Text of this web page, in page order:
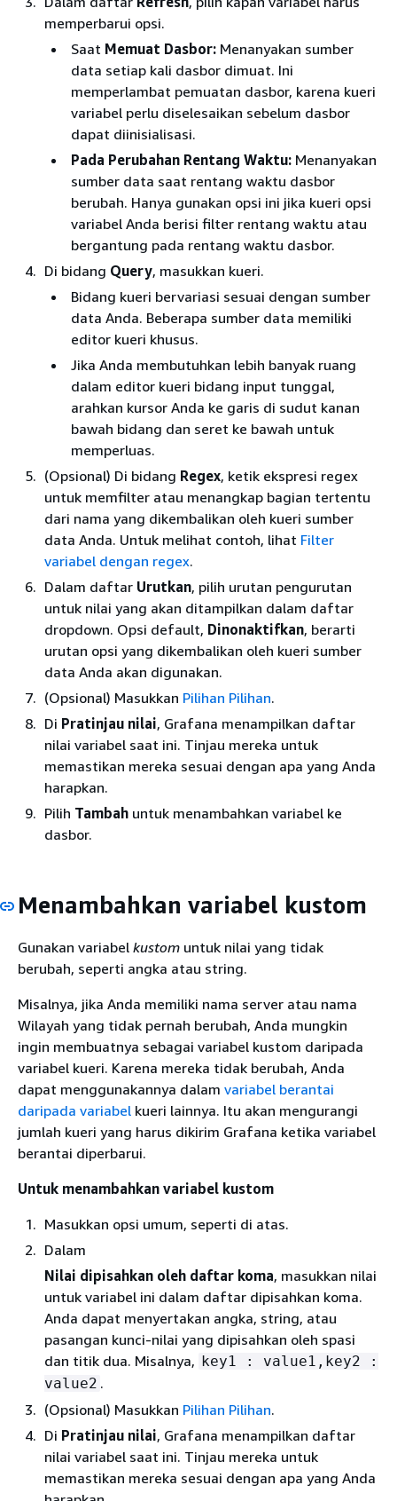
memperbarui opsi.
Saat Memuat Dasbor: Menanyakan sumber
data setiap kali dasbor dimuat. Ini
memperlambat pemuatan dasbor, karena kueri
variabel perlu diselesaikan sebelum dasbor
dapat diinisialisasi.
Pada Perubahan Rentang Waktu: Menanyakan
sumber data saat rentang waktu dasbor
berubah. Hanya gunakan opsi ini jika kueri opsi
variabel Anda berisi filter rentang waktu atau
bergantung pada rentang waktu dasbor.
Di bidang Query, masukkan kueri.
Bidang kueri bervariasi sesuai dengan sumber
data Anda. Beberapa sumber data memiliki
editor kueri khusus.
Jika Anda membutuhkan lebih banyak ruang
dalam editor kueri bidang input tunggal,
arahkan kursor Anda ke garis di sudut kanan
bawah bidang dan seret ke bawah untuk
memperluas.
(Opsional) Di bidang Regex, ketik ekspresi regex
untuk memfilter atau menangkap bagian tertentu
dari nama yang dikembalikan oleh kueri sumber
data Anda. Untuk melihat contoh, lihat Filter
variabel dengan regex.
Dalam daftar Urutkan, pilih urutan pengurutan
untuk nilai yang akan ditampilkan dalam daftar
dropdown. Opsi default, Dinonaktifkan, berarti
urutan opsi yang dikembalikan oleh kueri sumber
data Anda akan digunakan.
(Opsional) Masukkan Pilihan Pilihan.
Di Pratinjau nilai, Grafana menampilkan daftar
nilai variabel saat ini. Tinjau mereka untuk
memastikan mereka sesuai dengan apa yang Anda
harapkan.
Pilih Tambah untuk menambahkan variabel ke
dasbor.
Menambahkan variabel kustom
Gunakan variabel kustom untuk nilai yang tidak
berubah, seperti angka atau string.
Misalnya, jika Anda memiliki nama server atau nama
Wilayah yang tidak pernah berubah, Anda mungkin
ingin membuatnya sebagai variabel kustom daripada
variabel kueri. Karena mereka tidak berubah, Anda
dapat menggunakannya dalam variabel berantai
daripada variabel kueri lainnya. Itu akan mengurangi
jumlah kueri yang harus dikirim Grafana ketika variabel
berantai diperbarui.
Untuk menambahkan variabel kustom
Masukkan opsi umum, seperti di atas.
Dalam
Nilai dipisahkan oleh daftar koma, masukkan nilai
untuk variabel ini dalam daftar dipisahkan koma.
Anda dapat menyertakan angka, string, atau
pasangan kunci-nilai yang dipisahkan oleh spasi
dan titik dua. Misalnya, key1 : value1,key2 :
value2 .
(Opsional) Masukkan Pilihan Pilihan.
Di Pratinjau nilai, Grafana menampilkan daftar
nilai variabel saat ini. Tinjau mereka untuk
memastikan mereka sesuai dengan apa yang Anda